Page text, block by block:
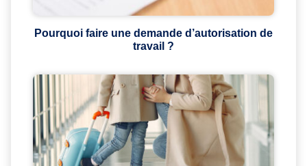
Pourquoi faire une demande d’autorisation de
travail ?